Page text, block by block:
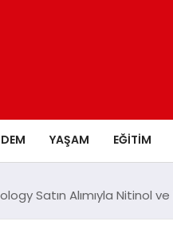
YAŞAM EĞITIM
Satın Alımıyla Nitinol